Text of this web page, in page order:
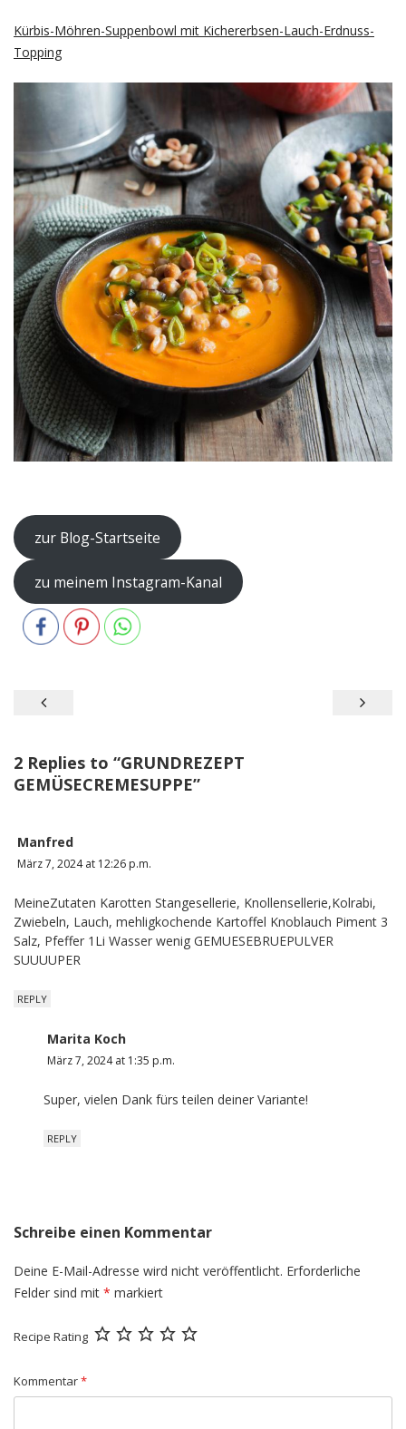
Kürbis-Möhren-Suppenbowl mit Kichererbsen-Lauch-Erdnuss-
Topping
zur Blog-Startseite
zu meinem Instagram-Kanal
Beitragsnavigation
2 Replies to “GRUNDREZEPT
GEMÜSECREMESUPPE”
Manfred
März 7, 2024 at 12:26 p.m.
MeineZutaten Karotten Stangesellerie, Knollensellerie,Kolrabi,
Zwiebeln, Lauch, mehligkochende Kartoffel Knoblauch Piment 3
Salz, Pfeffer 1Li Wasser wenig GEMUESEBRUEPULVER
SUUUUPER
REPLY
Marita Koch
März 7, 2024 at 1:35 p.m.
Super, vielen Dank fürs teilen deiner Variante!
REPLY
Schreibe einen Kommentar
Deine E-Mail-Adresse wird nicht veröffentlicht. Erforderliche
Felder sind mit * markiert
Recipe Rating
Kommentar*